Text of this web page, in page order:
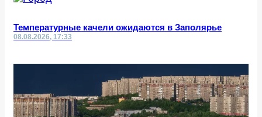
Температурные качели ожидаются в Заполярье
08.08.2026, 17:33